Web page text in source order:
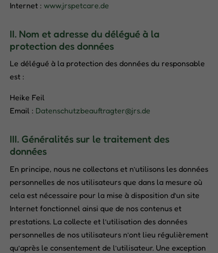
Internet : www.jrspetcare.de
II. Nom et adresse du délégué à la
protection des données
Le délégué à la protection des données du responsable
est :
Heike Feil
Email : Datenschutzbeauftragter@jrs.de
III. Généralités sur le traitement des
données
En principe, nous ne collectons et n’utilisons les données
personnelles de nos utilisateurs que dans la mesure où
cela est nécessaire pour la mise à disposition d’un site
Internet fonctionnel ainsi que de nos contenus et
prestations. La collecte et l’utilisation des données
personnelles de nos utilisateurs n’ont lieu régulièrement
qu’après le consentement de l’utilisateur. Une exception